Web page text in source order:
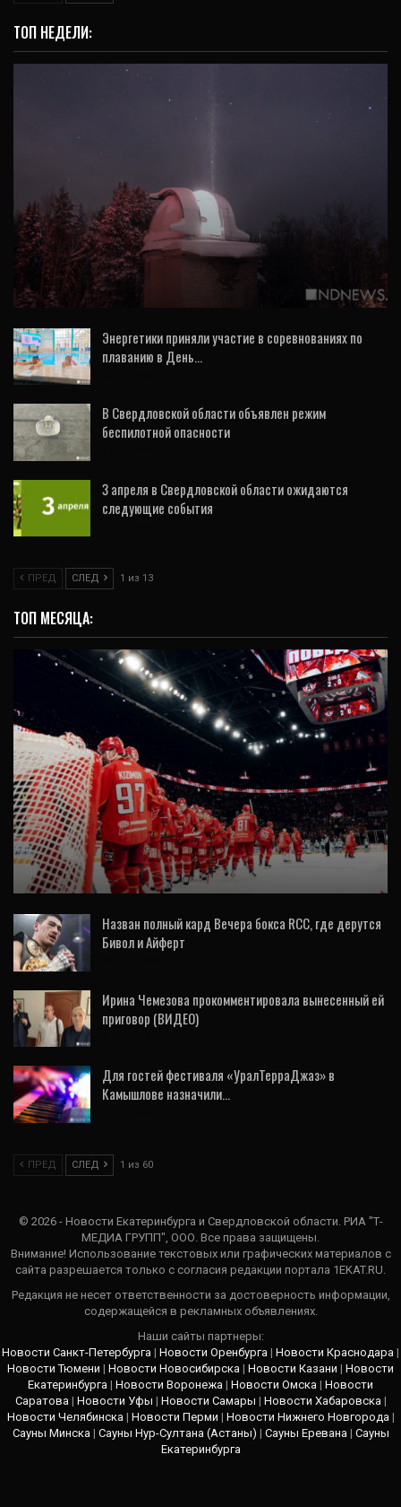
ТОП НЕДЕЛИ:
ВИДЕО
Самый заслуженный телескоп на Урале
работает уже 60 лет (ВИДЕО)
Энергетики приняли участие в соревнованиях по
плаванию в День…
В Свердловской области объявлен режим
беспилотной опасности
3 апреля в Свердловской области ожидаются
следующие события
ПРЕД СЛЕД 1 из 13
ТОП МЕСЯЦА:
ВИДЕО
«Автомобилист» начал плей-офф с
победы: драки, голы Спронга и рок-н-ролл
(ФОТО,…
Назван полный кард Вечера бокса RCC, где дерутся
Бивол и Айферт
Ирина Чемезова прокомментировала вынесенный ей
приговор (ВИДЕО)
Для гостей фестиваля «УралТерраДжаз» в
Камышлове назначили…
ПРЕД СЛЕД 1 из 60
© 2026 - Новости Екатеринбурга и Свердловской области. РИА "Т-
МЕДИА ГРУПП", ООО. Все права защищены.
Внимание! Использование текстовых или графических материалов с
сайта разрешается только c согласия редакции портала 1EKAT.RU.
Редакция не несет ответственности за достоверность информации,
содержащейся в рекламных объявлениях.
Наши сайты партнеры:
Новости Санкт-Петербурга | Новости Оренбурга | Новости Краснодара |
Новости Тюмени | Новости Новосибирска | Новости Казани | Новости
Екатеринбурга | Новости Воронежа | Новости Омска | Новости
Саратова | Новости Уфы | Новости Самары | Новости Хабаровска |
Новости Челябинска | Новости Перми | Новости Нижнего Новгорода |
Сауны Минска | Сауны Нур-Султана (Астаны) | Сауны Еревана | Сауны
Екатеринбурга